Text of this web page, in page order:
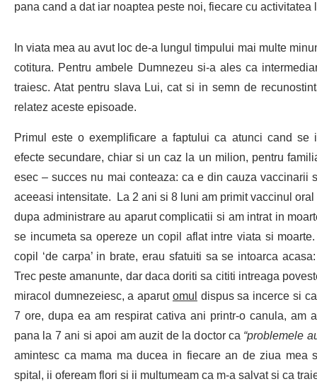
pana cand a dat iar noaptea peste noi, fiecare cu activitatea
In viata mea au avut loc de-a lungul timpului mai multe
cotitura. Pentru ambele Dumnezeu si-a ales ca
traiesc. Atat pentru slava Lui, cat si in semn de
relatez aceste episoade.
Primul este o exemplificare a faptului ca atunci cand se
efecte secundare, chiar si un caz la un milion, pentru
esec – succes nu mai conteaza: ca e din cauza vaccinarii
aceeasi intensitate. La 2 ani si 8 luni am primit vaccinul
dupa administrare au aparut complicatii si am intrat in
se incumeta sa opereze un copil aflat intre viata si moarte.
copil ‘de carpa’ in brate, erau sfatuiti sa se intoarca
Trec peste amanunte, dar daca doriti sa cititi intreaga
miracol dumnezeiesc, a aparut omul dispus sa incerce si
7 ore, dupa ea am respirat cativa ani printr-o canula, am
pana la 7 ani si apoi am auzit de la doctor ca “problemele
amintesc ca mama ma ducea in fiecare an de ziua mea
spital, ii ofeream flori si ii multumeam ca m-a salvat si ca